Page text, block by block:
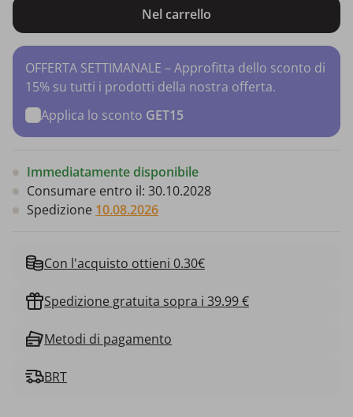
Nel carrello
OFFERTA SETTIMANALE – Approfitta dello sconto di
15% su tutti i prodotti della nostra offerta.
Applica lo sconto GET15
Immediatamente disponibile
Consumare entro il: 30.10.2028
Spedizione 10.08.2026
Con l'acquisto ottieni 0.30€
Spedizione gratuita sopra i 39.99 €
Metodi di pagamento
BRT